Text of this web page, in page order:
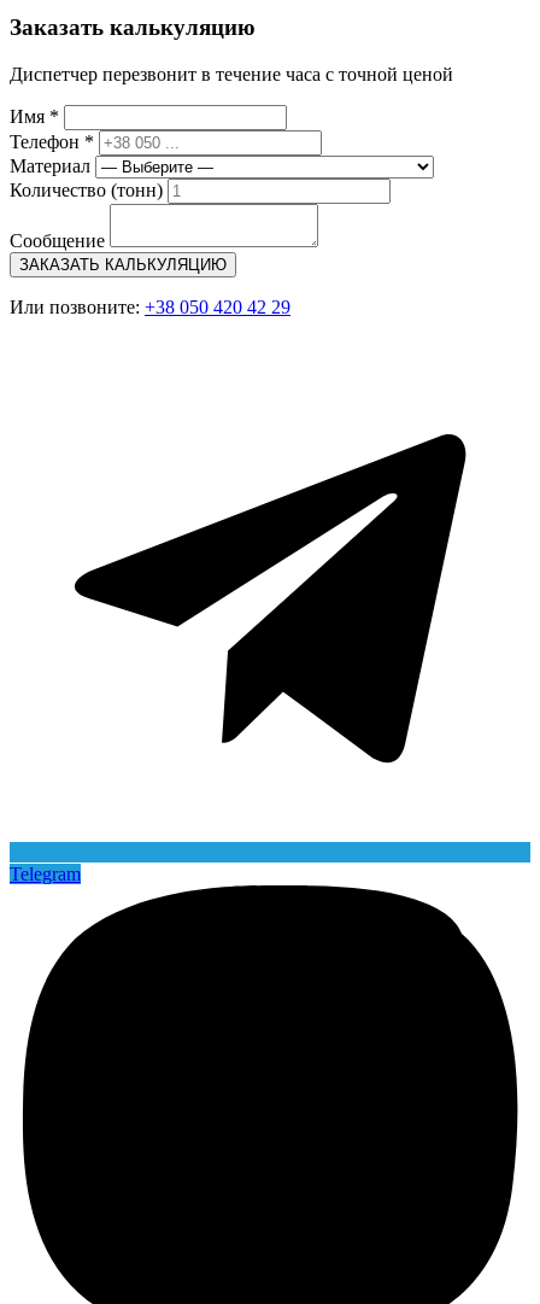
Заказать калькуляцию
Диспетчер перезвонит в течение часа с точной ценой
Имя *
Телефон *
Материал
Количество (тонн)
Сообщение
ЗАКАЗАТЬ КАЛЬКУЛЯЦИЮ
Или позвоните: +38 050 420 42 29
Telegram